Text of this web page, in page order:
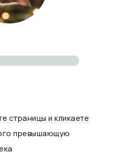
страницы и кликаете
превышающую